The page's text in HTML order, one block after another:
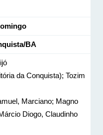
BA
da Conquista); Tozim
Marciano; Magno
Diogo, Claudinho